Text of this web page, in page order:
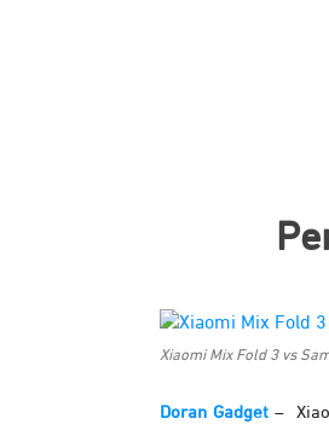
Xiaomi Mix Fold 3 vs
Doran Gadget–